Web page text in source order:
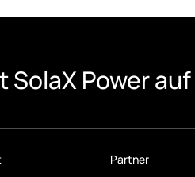
Power auf
Partner